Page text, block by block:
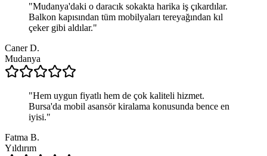
"Mudanya'daki o daracık sokakta harika iş çıkardılar.
Balkon kapısından tüm mobilyaları tereyağından kıl
çeker gibi aldılar."
Caner D.
Mudanya
"Hem uygun fiyatlı hem de çok kaliteli hizmet.
Bursa'da mobil asansör kiralama konusunda bence en
iyisi."
Fatma B.
Yıldırım